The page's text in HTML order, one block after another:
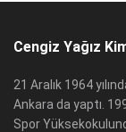
Cengiz Yağız
21 Aralık 1964
Ankara da yaptı.
Spor